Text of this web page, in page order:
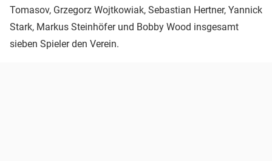
Tomasov, Grzegorz Wojtkowiak, Sebastian Hertner, Yannick
Stark, Markus Steinhöfer und Bobby Wood insgesamt
sieben Spieler den Verein.